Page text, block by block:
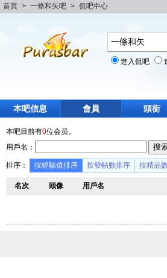
首頁 > 一條和矢吧 > 侃吧中心
進入侃吧
本吧信息 會員 頭銜
本吧目前有0位会员。
用戶名：
排序： 按經驗值排序 按發帖數排序 按精品
名次 頭像 用戶名